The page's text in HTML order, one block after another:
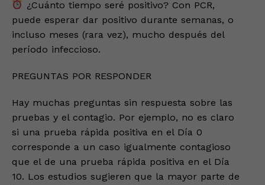
¿Cuánto tiempo seré positivo? Con PCR,
puede esperar dar positivo durante semanas, o
incluso meses (rara vez), mucho después del
período infeccioso.
PREGUNTAS POR RESPONDER
Hay muchas preguntas sin respuesta sobre las
pruebas y el contagio. Por ejemplo, no es claro
si una prueba rápida positiva en el Día 0
corresponde a un caso igualmente contagioso
que el de una prueba rápida positiva en el Día
10. Los estudios sugieren que la mayor parte de